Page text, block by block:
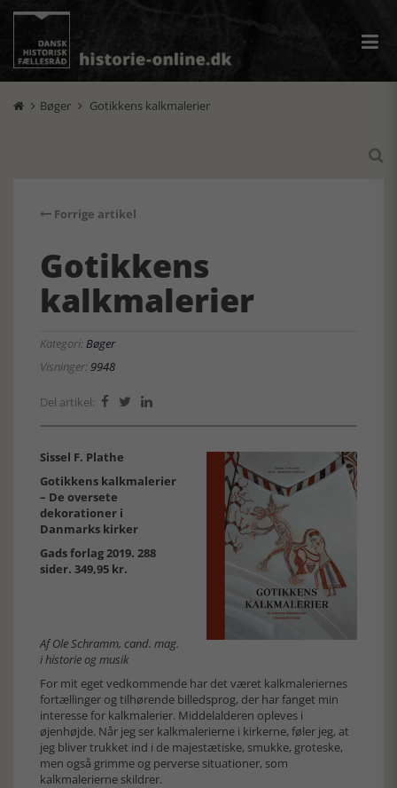
 Bøger  Gotikkens kalkmalerier

Forrige artikel
Gotikkens
kalkmalerier
Kategori:Bøger
Visninger:9948
Del artikel:   
Sissel F. Plathe
Gotikkens kalkmalerier
– De oversete
dekorationer i
Danmarks kirker
Gads forlag 2019. 288
sider. 349,95 kr.
Af Ole Schramm, cand. mag.
i historie og musik
For mit eget vedkommende har det været kalkmaleriernes
fortællinger og tilhørende billedsprog, der har fanget min
interesse for kalkmalerier. Middelalderen opleves i
øjenhøjde. Når jeg ser kalkmalerierne i kirkerne, føler jeg, at
jeg bliver trukket ind i de majestætiske, smukke, groteske,
men også grimme og perverse situationer, som
kalkmalerierne skildrer.